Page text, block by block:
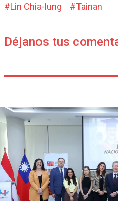
#Lin Chia-lung #Tainan
Déjanos tus